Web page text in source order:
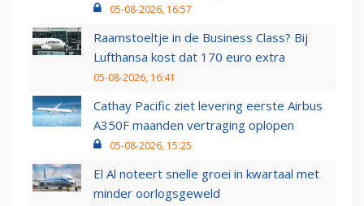
05-08-2026, 16:57
Raamstoeltje in de Business Class? Bij
Lufthansa kost dat 170 euro extra
05-08-2026, 16:41
Cathay Pacific ziet levering eerste Airbus
A350F maanden vertraging oplopen
05-08-2026, 15:25
El Al noteert snelle groei in kwartaal met
minder oorlogsgeweld